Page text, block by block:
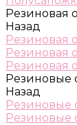
Резиновая
Назад
Резиновая
Резиновая
Резиновая
Резиновые
Назад
Резиновые
Резиновые